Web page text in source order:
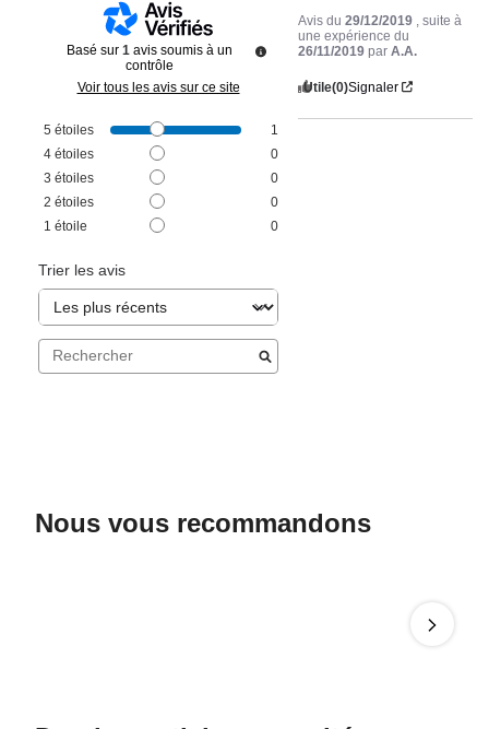
Basé sur 1 avis soumis à un
contrôle
Voir tous les avis sur ce site
5 étoiles
1
4 étoiles
0
3 étoiles
0
2 étoiles
0
1 étoile 0
Trier les avis
Avis du29/12/2019
, suite à
une expérience du
26/11/2019 parA.A.
Utile(0)Signaler
Nous vous recommandons